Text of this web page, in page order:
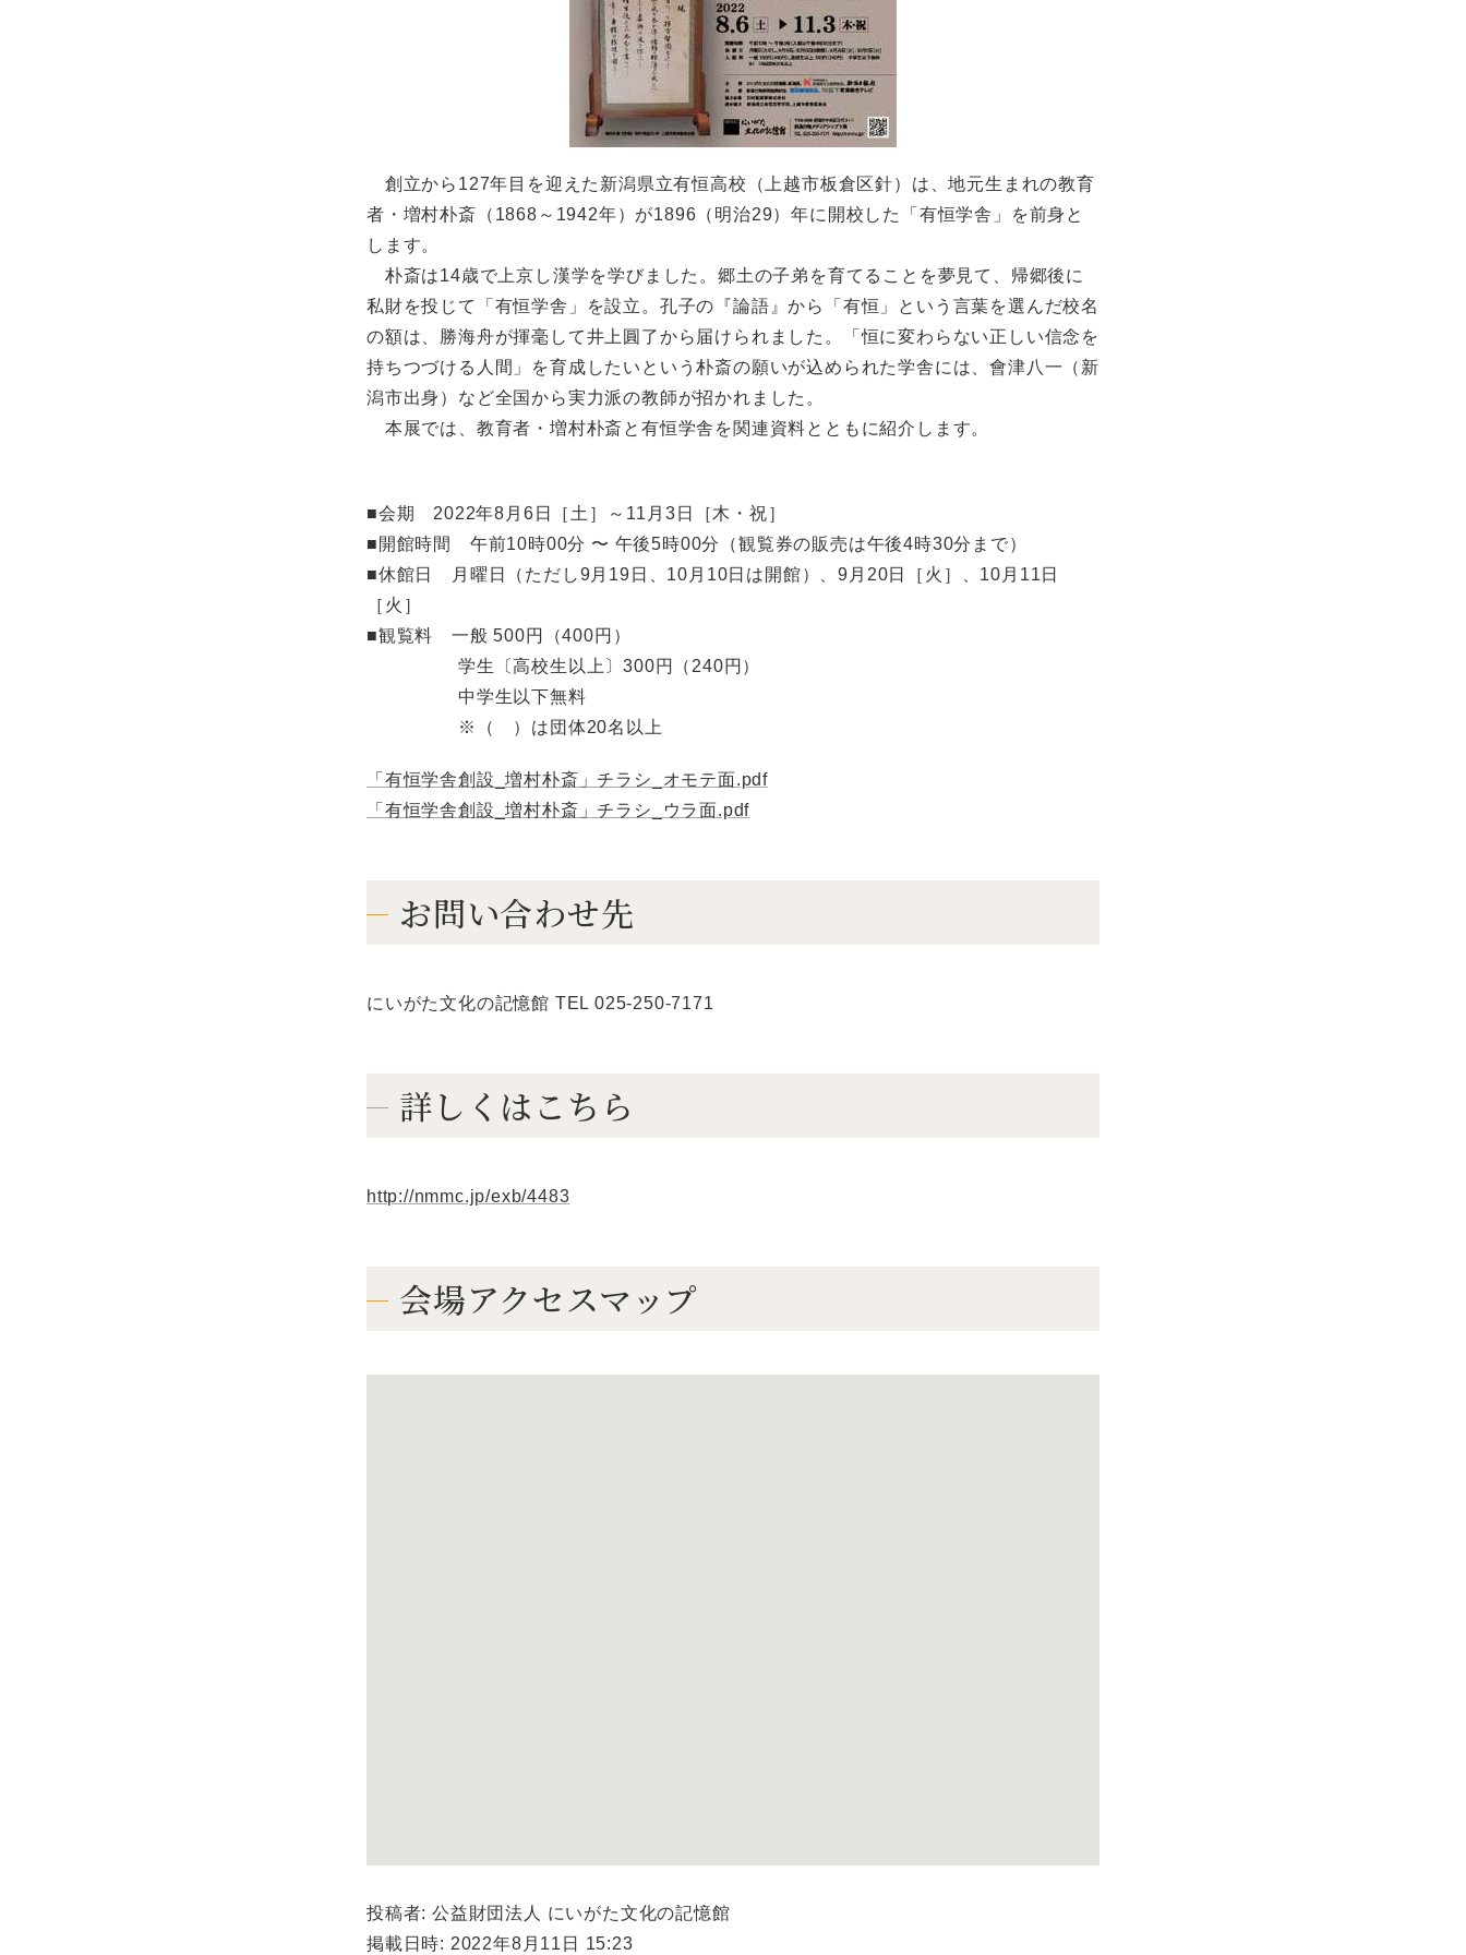
創立から127年目を迎えた新潟県立有恒高校（上越市板倉区針）は、地元生まれの教育
者・増村朴斎（1868～1942年）が1896（明治29）年に開校した「有恒学舎」を前身と
します。
朴斎は14歳で上京し漢学を学びました。郷土の子弟を育てることを夢見て、帰郷後に
私財を投じて「有恒学舎」を設立。孔子の『論語』から「有恒」という言葉を選んだ校名
の額は、勝海舟が揮毫して井上圓了から届けられました。「恒に変わらない正しい信念を
持ちつづける人間」を育成したいという朴斎の願いが込められた学舎には、會津八一（新
潟市出身）など全国から実力派の教師が招かれました。
本展では、教育者・増村朴斎と有恒学舎を関連資料とともに紹介します。
■会期 2022年8月6日［土］～11月3日［木・祝］
■開館時間 午前10時00分 〜 午後5時00分（観覧券の販売は午後4時30分まで）
■休館日 月曜日（ただし9月19日、10月10日は開館）、9月20日［火］、10月11日
［火］
■観覧料 一般 500円（400円）
学生〔高校生以上〕300円（240円）
中学生以下無料
※（ ）は団体20名以上
「有恒学舎創設_増村朴斎」チラシ_オモテ面.pdf
「有恒学舎創設_増村朴斎」チラシ_ウラ面.pdf
お問い合わせ先
にいがた文化の記憶館 TEL 025-250-7171
詳しくはこちら
http://nmmc.jp/exb/4483
会場アクセスマップ
投稿者: 公益財団法人 にいがた文化の記憶館
掲載日時: 2022年8月11日 15:23